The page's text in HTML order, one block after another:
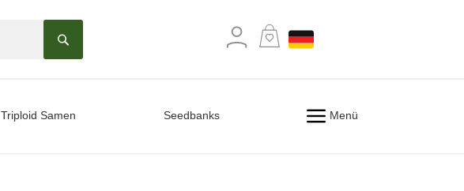
Mein
Warenkorb
Triploid Samen Seedbanks Menü